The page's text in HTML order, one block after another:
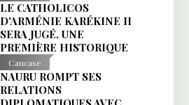
LE CATHOLICOS
D'ARMÉNIE KARÉKINE II
SERA JUGÉ. UNE
PREMIÈRE HISTORIQUE
Caucase
NAURU ROMPT SES
RELATIONS